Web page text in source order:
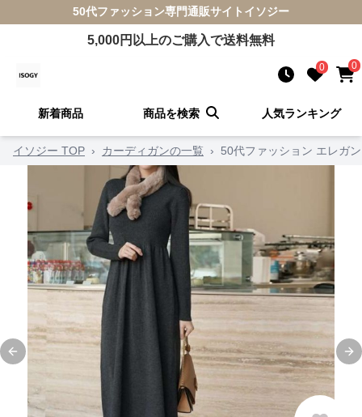
50代ファッション専門通販サイト イソジー
5,000円以上のご購入で送料無料
0 0
新着商品 商品を検索 人気ランキング
イソジー TOP › カーディガンの一覧 › 50代ファッション エレガ
Previous slide